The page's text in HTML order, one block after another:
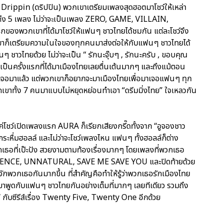
(ดริปปิน) พวกเขาเตรียมเพลงสุดฮอตมาโชว์ให้เหล่า
เพลง ไม่ว่าจะเป็นเพลง ZERO, GAME, VILLAIN,
องพวกเขาที่ได้มาโชว์ให้แฟนๆ ชาวไทยได้ชมกัน แต่ละโชว์จึง
เตรียมความในใจของทุกคนมาส่งต่อให้กับแฟนๆ ชาวไทยได้
าวไทยด้วย ไม่ว่าจะเป็น “ รักนะจุ๊บๆ , รักนะครับ , ขอบคุณ
ป็นครั้งแรกที่ได้มาเมืองไทยเลยตื่นเต้นมากๆ และถึงแม้ตอน
มาแล้ว แต่พวกเขาก็อยากจะมาเมืองไทยเพื่อมาเจอแฟนๆ ทุก
ทั้ง 7 คนมาแบบไม่หยุดหย่อนทำเอา “ดรีมมิ่งไทย” ใจเหลวกัน
ว์เปิดเพลงแรก AURA ก็เรียกเสียงกรี๊ดทั้งจาก “อูจองชาว
หื่มฮอลล์ และไม่ว่าจะโชว์เพลงไหน แฟนๆ ทั้งฮอลล์ก็ต่าง
ที่เป๊ะปัง สวยงามตามท้องเรื่องมากๆ โดยเพลงที่พวกเธอ
UNNATURAL, SAVE ME SAVE YOU และปิดท้ายด้วย
พวกเธอกันมากขึ้น ที่สำคัญคือทำให้รู้ว่าพวกเธอรักเมืองไทย
าพูดกับแฟนๆ ชาวไทยกันอย่างเต็มที่มากๆ เลยทีเดียว รวมถึง
กับซีรีส์เรื่อง Twenty Five, Twenty One อีกด้วย